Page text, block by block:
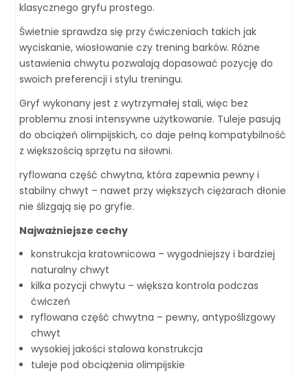
klasycznego gryfu prostego.
Świetnie sprawdza się przy ćwiczeniach takich jak
wyciskanie, wiosłowanie czy trening barków. Różne
ustawienia chwytu pozwalają dopasować pozycję do
swoich preferencji i stylu treningu.
Gryf wykonany jest z wytrzymałej stali, więc bez
problemu znosi intensywne użytkowanie. Tuleje pasują
do obciążeń olimpijskich, co daje pełną kompatybilność
z większością sprzętu na siłowni.
ryflowana część chwytna, która zapewnia pewny i
stabilny chwyt – nawet przy większych ciężarach dłonie
nie ślizgają się po gryfie.
Najważniejsze cechy
konstrukcja kratownicowa – wygodniejszy i bardziej
naturalny chwyt
kilka pozycji chwytu – większa kontrola podczas
ćwiczeń
ryflowana część chwytna – pewny, antypoślizgowy
chwyt
wysokiej jakości stalowa konstrukcja
tuleje pod obciążenia olimpijskie